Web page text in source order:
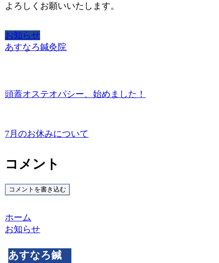
よろしくお願いいたします。
お知らせ
あすなろ鍼灸院
頭蓋オステオパシー、始めました！
7月のお休みについて
コメント
コメントを書き込む
ホーム
お知らせ
あすなろ鍼